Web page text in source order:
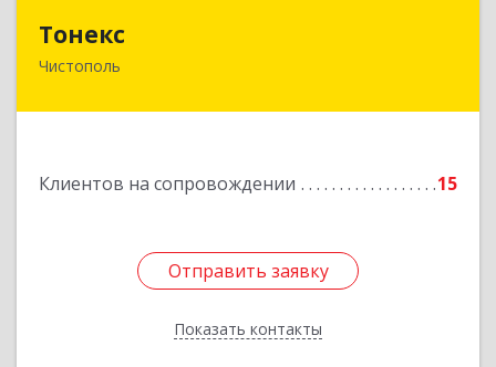
Тонекс
Чистополь
Клиентов на сопровождении 15
Отправить заявку
Показать контакты
422980, Татарстан Респ, Чистопольский р-н,
Отправить заявку
Назад